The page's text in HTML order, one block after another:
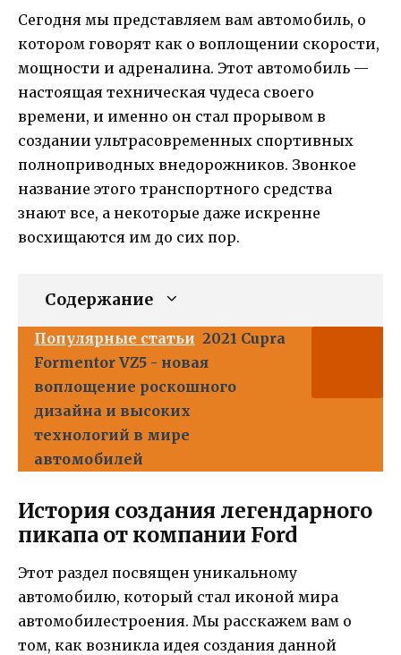
Сегодня мы представляем вам автомобиль, о
котором говорят как о воплощении скорости,
мощности и адреналина. Этот автомобиль —
настоящая техническая чудеса своего
времени, и именно он стал прорывом в
создании ультрасовременных спортивных
полноприводных внедорожников. Звонкое
название этого транспортного средства
знают все, а некоторые даже искренне
восхищаются им до сих пор.
Содержание
Популярные статьи 2021 Cupra
Formentor VZ5 - новая
воплощение роскошного
дизайна и высоких
технологий в мире
автомобилей
История создания легендарного
пикапа от компании Ford
Этот раздел посвящен уникальному
автомобилю, который стал иконой мира
автомобилестроения. Мы расскажем вам о
том, как возникла идея создания данной